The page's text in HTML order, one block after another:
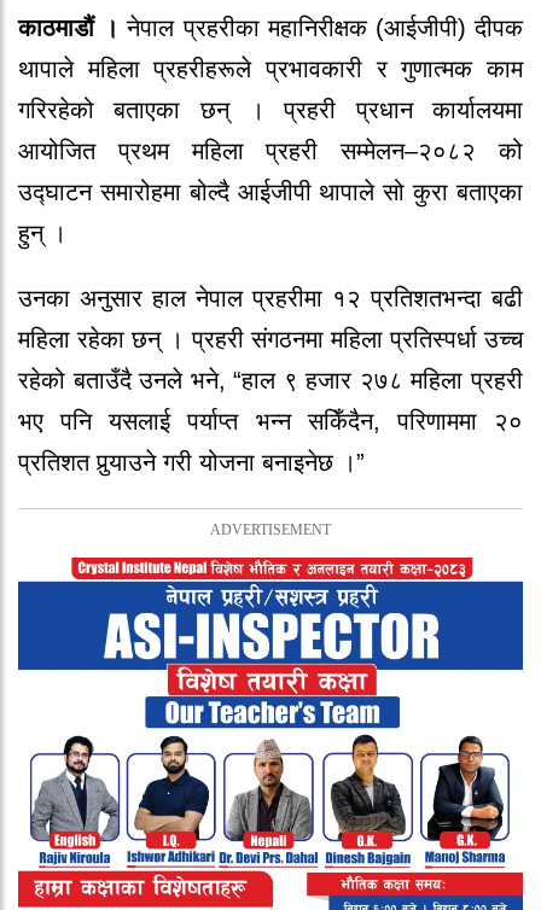
काठमाडौं । नेपाल प्रहरीका महानिरीक्षक (आईजीपी) दीपक
थापाले महिला प्रहरीहरूले प्रभावकारी र गुणात्मक काम
गरिरहेको बताएका छन् । प्रहरी प्रधान कार्यालयमा
आयोजित प्रथम महिला प्रहरी सम्मेलन–२०८२ को
उद्घाटन समारोहमा बोल्दै आईजीपी थापाले सो कुरा बताएका
हुन् ।
उनका अनुसार हाल नेपाल प्रहरीमा १२ प्रतिशतभन्दा बढी
महिला रहेका छन् । प्रहरी संगठनमा महिला प्रतिस्पर्धा उच्च
रहेको बताउँदै उनले भने, “हाल ९ हजार २७८ महिला प्रहरी
भए पनि यसलाई पर्याप्त भन्न सकिँदैन, परिणाममा २०
प्रतिशत पुर्‍याउने गरी योजना बनाइनेछ ।”